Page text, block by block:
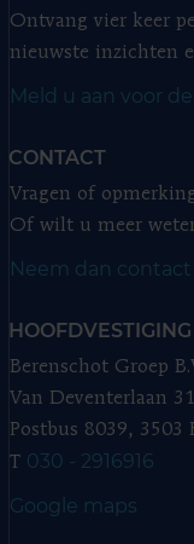
Ontvang vier keer
nieuwste inzichten
Meld u aan voor
CONTACT
Vragen of
Of wilt u meer
Neem dan
HOOFDVESTIGING
Berenschot Groep
Van Deventerlaan
Postbus 8039, 3503
T 030 - 2916916
Google maps